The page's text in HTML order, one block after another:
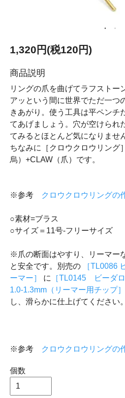
1,320円(税120円)
商品説明
リングの爪を曲げてラフストー
アッという間に世界でただ一つ
きあがり。使う工具は平ペンチ
てあげましょう。穴が空けられ
てみるとほとんど気になりませ
ちなみに［クロウクロウリング
烏）+CLAW（爪）です。
※参考 クロウクロウリングの
○素材=ブラス
○サイズ＝11号-フリーサイズ
※爪の断面はやすり、リーマー
と安全です。別売の ［TL0086
ーマー］ に
［TL0145 ビーダ
1.0-1.3mm（リーマー用チップ］
し、滑らかに仕上げてください。
※参考 クロウクロウリングの
個数